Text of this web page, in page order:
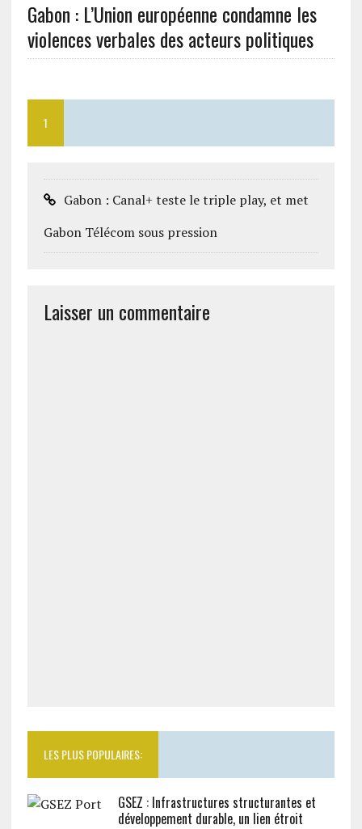
Gabon : L’Union européenne condamne les
violences verbales des acteurs politiques
1
Gabon : Canal+ teste le triple play, et met
Gabon Télécom sous pression
Laisser un commentaire
LES PLUS POPULAIRES:
GSEZ : Infrastructures structurantes et
développement durable, un lien étroit